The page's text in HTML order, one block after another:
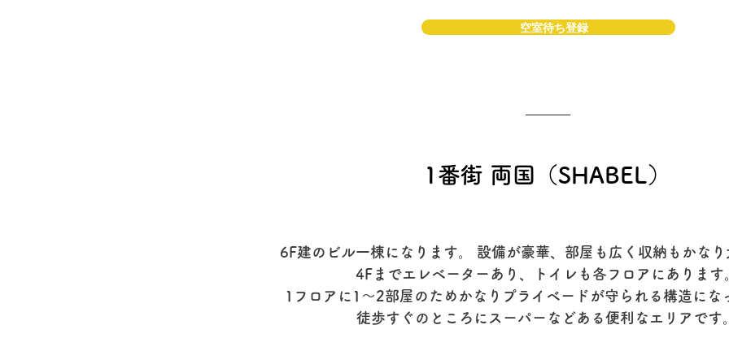
空室待ち登録
​1番街 両国（SHABEL）
6F建のビル一棟になります。 設備が豪華、部屋も広く収納もかなり
4Fまでエレベーターあり、トイレも各フロアにあります
1フロアに1〜2部屋のためかなりプライベードが守られる構造にな
徒歩すぐのところにスーパーなどある便利なエリアです。